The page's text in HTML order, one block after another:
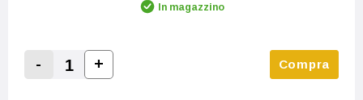
In magazzino
Decrease Quantity:
-
Increase Quantity:
+ Compra